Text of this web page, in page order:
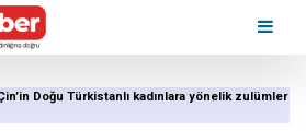
Doğu Türkistanlı kadınlara yönelik zulümler